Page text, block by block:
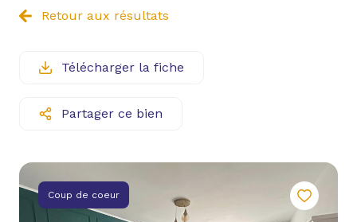
L’ÉQUIPE
LOCATIONS
GESTION
NOUS
Retour aux résultats
Télécharger la fiche
Partager ce bien
Coup de coeur